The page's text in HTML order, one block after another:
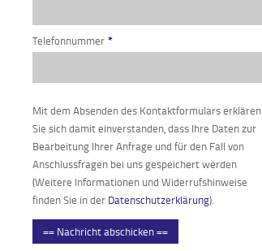
Telefonnummer *
Mit dem Absenden des Kontaktformulars erklären
Sie sich damit einverstanden, dass Ihre Daten zur
Bearbeitung Ihrer Anfrage und für den Fall von
Anschlussfragen bei uns gespeichert werden
(Weitere Informationen und Widerrufshinweise
finden Sie in der Datenschutzerklärung).
== Nachricht abschicken ==